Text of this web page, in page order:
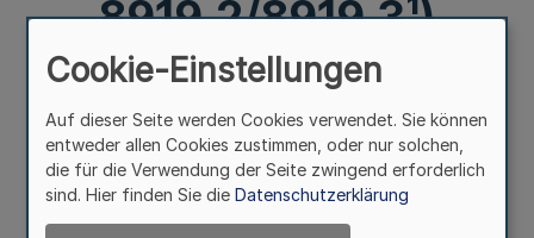
8919.2/8919.3¹)
Mehr
223. Ergänzung - SMBl. NW. - (Stand 15.10.1994 = MBl. NW.
Nr. 65 einschl.)
Cookie-Einstellungen
Auf dieser Seite werden Cookies verwendet. Sie können
entweder allen Cookies zustimmen, oder nur solchen,
die für die Verwendung der Seite zwingend erforderlich
sind. Hier finden Sie die Datenschutzerklärung